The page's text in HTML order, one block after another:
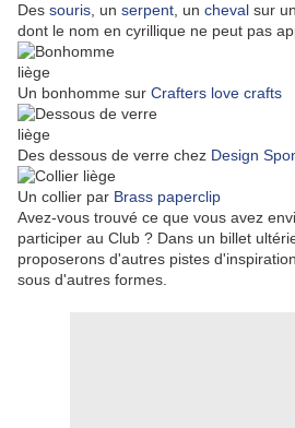
Des souris , un serpent , un cheval sur
dont le nom en cyrillique ne peut pas
Un bonhomme sur Crafters love crafts
Des dessous de verre chez Design
Un collier par Brass paperclip
Avez-vous trouvé ce que vous avez
participer au Club ? Dans un billet
proposerons d'autres pistes
sous d'autres formes.